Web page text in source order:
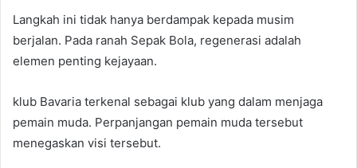
Langkah ini tidak hanya berdampak kepada musim
berjalan. Pada ranah Sepak Bola, regenerasi adalah
elemen penting kejayaan.
klub Bavaria terkenal sebagai klub yang dalam menjaga
pemain muda. Perpanjangan pemain muda tersebut
menegaskan visi tersebut.